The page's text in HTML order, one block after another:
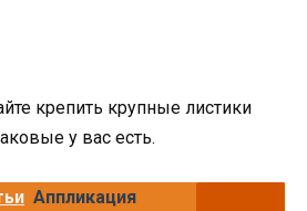
крепить крупные листики
у вас есть.
Аппликация